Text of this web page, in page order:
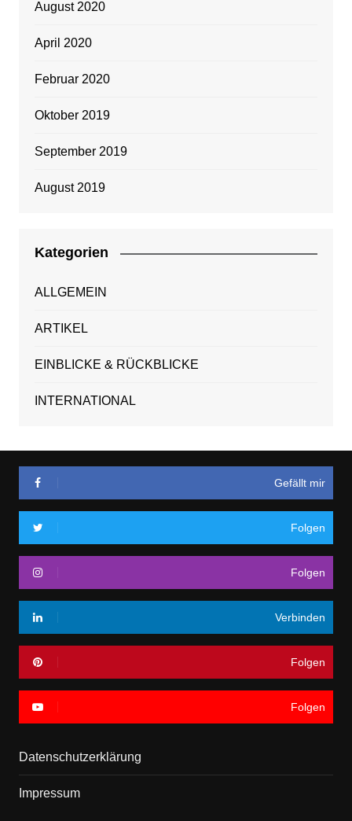
August 2020
April 2020
Februar 2020
Oktober 2019
September 2019
August 2019
Kategorien
ALLGEMEIN
ARTIKEL
EINBLICKE & RÜCKBLICKE
INTERNATIONAL
Gefällt mir
Folgen
Folgen
Verbinden
Folgen
Folgen
Datenschutzerklärung
Impressum